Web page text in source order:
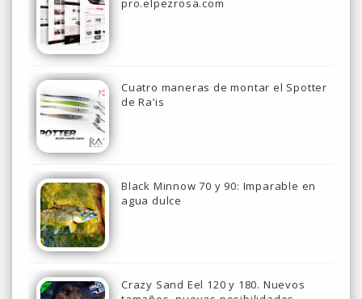
pro.elpezrosa.com
Cuatro maneras de montar el Spotter
de Ra’is
Black Minnow 70 y 90: Imparable en
agua dulce
Crazy Sand Eel 120 y 180. Nuevos